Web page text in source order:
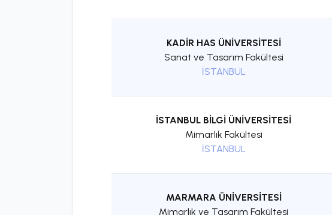
KADİR HAS ÜNİVERSİTESİ
Sanat ve Tasarım Fakültesi
İSTANBUL
İSTANBUL BİLGİ ÜNİVERSİTESİ
Mimarlık Fakültesi
İSTANBUL
MARMARA ÜNİVERSİTESİ
Mimarlık ve Tasarım Fakültesi